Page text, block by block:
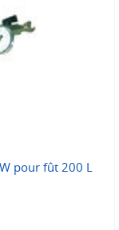
pour fût 200 L